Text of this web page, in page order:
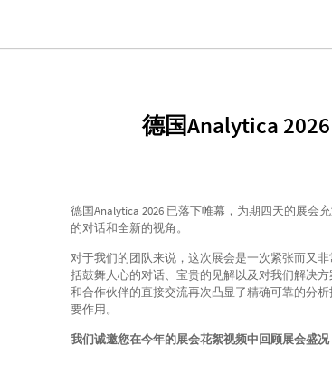
德国Analytica
德国Analytica 2026 已落下帷幕，为期四天的展会
的对话和全新的视角。
对于我们的团队来说，这次展会是一次紧张而又
括鼓舞人心的对话、宝贵的见解以及对我们解决
和合作伙伴的直接交流再次凸显了精确可靠的分
要作用。
我们诚邀您在今年的展会花絮视频中回顾展会盛况